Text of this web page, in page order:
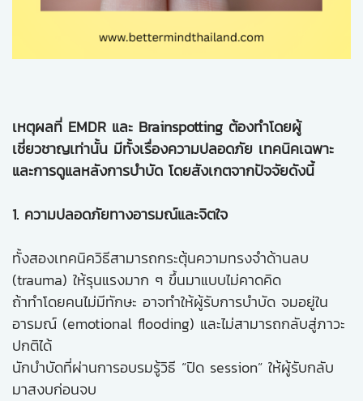
เหตุผลที่ EMDR และ Brainspotting ต้องทำโดยผู้
เชี่ยวชาญเท่านั้น มีทั้งเรื่องความปลอดภัย เทคนิคเฉพาะ
และการดูแลหลังการบำบัด โดยสังเกตจากปัจจัยดังนี้
1. ความปลอดภัยทางอารมณ์และจิตใจ
ทั้งสองเทคนิควิธีสามารถกระตุ้นความทรงจำด้านลบ
(trauma) ให้รุนแรงมาก ๆ ขึ้นมาแบบไม่คาดคิด
ถ้าทำโดยคนไม่มีทักษะ อาจทำให้ผู้รับการบำบัด จมอยู่ใน
อารมณ์ (emotional flooding) และไม่สามารถกลับสู่ภาวะ
ปกติได้
นักบำบัดที่ผ่านการอบรมรู้วิธี “ปิด session” ให้ผู้รับกลับ
มาสงบก่อนจบ